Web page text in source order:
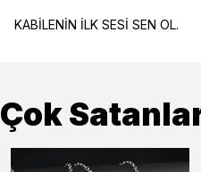
KABİLENİN İLK SESİ SEN OL.
Çok